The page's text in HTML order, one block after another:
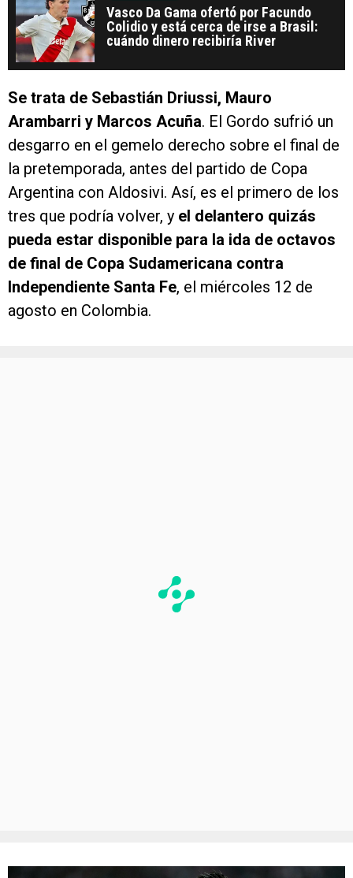
Vasco Da Gama ofertó por Facundo
Colidio y está cerca de irse a Brasil:
cuándo dinero recibiría River
Se trata de Sebastián Driussi, Mauro
Arambarri y Marcos Acuña. El Gordo sufrió un
desgarro en el gemelo derecho sobre el final de
la pretemporada, antes del partido de Copa
Argentina con Aldosivi. Así, es el primero de los
tres que podría volver, y el delantero quizás
pueda estar disponible para la ida de octavos
de final de Copa Sudamericana contra
Independiente Santa Fe, el miércoles 12 de
agosto en Colombia.